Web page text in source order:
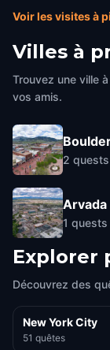
Voir les visites à
Villes à
Trouvez une ville
vos amis.
2 quests
Arvada
1 quests
Explorer
Découvrez des
New York City
51 quêtes